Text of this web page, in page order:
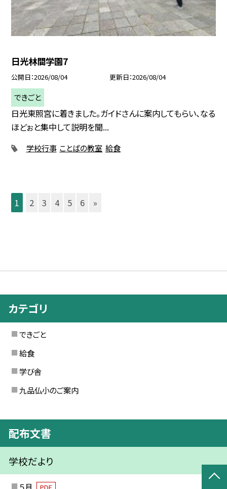
日光林間学園7
公開日 2026/08/04 更新日 2026/08/04
できごと
日光東照宮に着きました。ガイドさんに案内してもらい、なる
ほどぉと集中して説明を聞...
学校行事 ことばの教室 給食
1 2 3 4 5 6 »
カテゴリ
できごと
給食
学び舎
九品仏小のご案内
配布文書
学校だより
５月